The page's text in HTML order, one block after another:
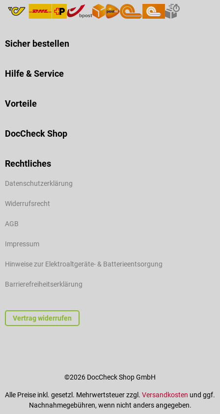
Sicher bestellen
Hilfe & Service
Vorteile
DocCheck Shop
Rechtliches
Datenschutzerklärung
Widerrufsrecht
AGB
Impressum
Hinweise zur Elektroaltgeräte- & Batterieentsorgung
Barrierefreiheitserklärung
Vertrag widerrufen
©2026 DocCheck Shop GmbH
Alle Preise inkl. gesetzl. Mehrwertsteuer zzgl. Versandkosten und ggf.
Nachnahmegebühren, wenn nicht anders angegeben.